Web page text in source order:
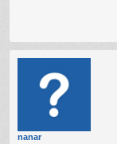
nanar